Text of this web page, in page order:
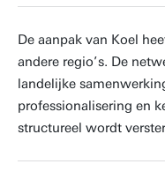
De aanpak van Koel
andere regio’s. De
landelijke
professionalisering en
structureel wordt